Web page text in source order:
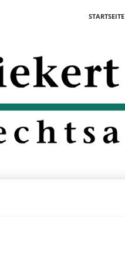
überspringen
STARTSEITE